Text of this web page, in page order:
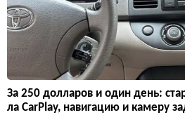
За 250 долларов и один день:
ла CarPlay, навигацию и камеру